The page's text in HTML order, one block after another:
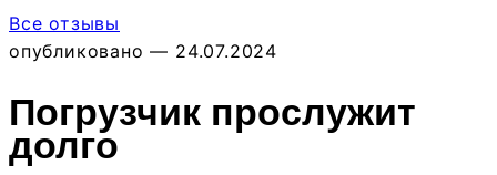
Все отзывы
опубликовано — 24.07.2024
Погрузчик прослужит
долго